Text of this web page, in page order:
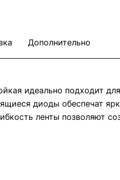
Дополнительно
идеально подходит
диоды обеспечат
ленты